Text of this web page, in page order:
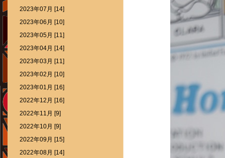
2023年07月 [14]
2023年06月 [10]
2023年05月 [11]
2023年04月 [14]
2023年03月 [11]
2023年02月 [10]
2023年01月 [16]
2022年12月 [16]
2022年11月 [9]
2022年10月 [9]
2022年09月 [15]
2022年08月 [14]